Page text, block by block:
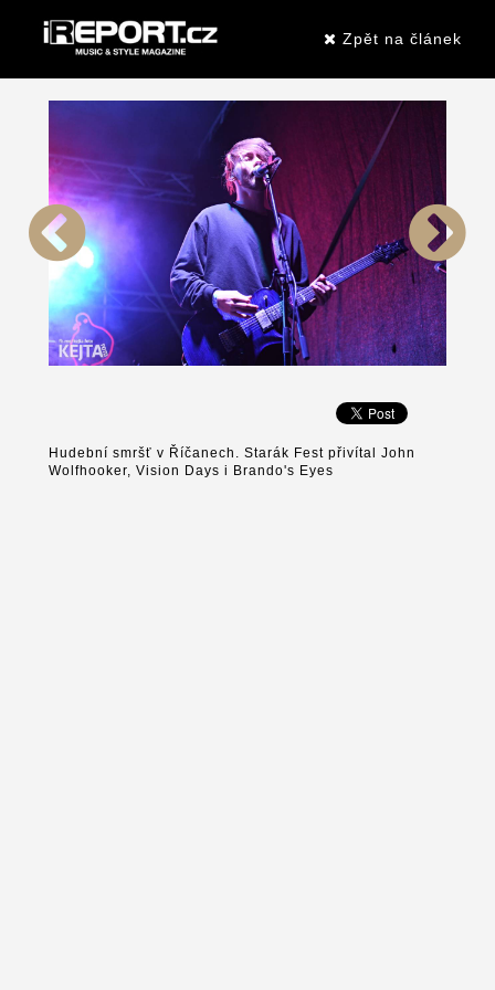
Zpět na článek
Hudební smršť v Říčanech. Starák Fest přivítal John
Wolfhooker, Vision Days i Brando's Eyes